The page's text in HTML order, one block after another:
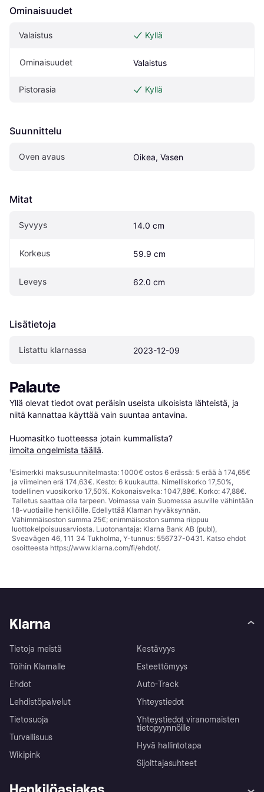
Ominaisuudet
Valaistus Kyllä
Ominaisuudet Valaistus
Pistorasia Kyllä
Suunnittelu
Oven avaus Oikea, Vasen
Mitat
Syvyys 14.0 cm
Korkeus 59.9 cm
Leveys 62.0 cm
Lisätietoja
Listattu klarnassa 2023-12-09
Palaute
Yllä olevat tiedot ovat peräisin useista ulkoisista lähteistä, ja
niitä kannattaa käyttää vain suuntaa antavina.
Huomasitko tuotteessa jotain kummallista?
ilmoita ongelmista täällä.
¹Esimerkki maksusuunnitelmasta: 1000€ ostos 6 erässä: 5 erää à 174,65€
ja viimeinen erä 174,63€. Kesto: 6 kuukautta. Nimelliskorko 17,50%,
todellinen vuosikorko 17,50%. Kokonaisvelka: 1047,88€. Korko: 47,88€.
Talletus saattaa olla tarpeen. Voimassa vain Suomessa asuville vähintään
18-vuotiaille henkilöille. Edellyttää Klarnan hyväksynnän.
Vähimmäisoston summa 25€; enimmäisoston summa riippuu
luottokelpoisuusarviosta. Luotonantaja: Klarna Bank AB (publ),
Sveavägen 46, 111 34 Tukholma, Y-tunnus: 556737-0431. Katso ehdot
osoitteesta https://www.klarna.com/fi/ehdot/.
Klarna
Tietoja meistä
Töihin Klarnalle
Ehdot
Lehdistöpalvelut
Tietosuoja
Turvallisuus
Wikipink
Kestävyys
Esteettömyys
Auto-Track
Yhteystiedot
Yhteystiedot viranomaisten
tietopyynnöille
Hyvä hallintotapa
Sijoittajasuhteet